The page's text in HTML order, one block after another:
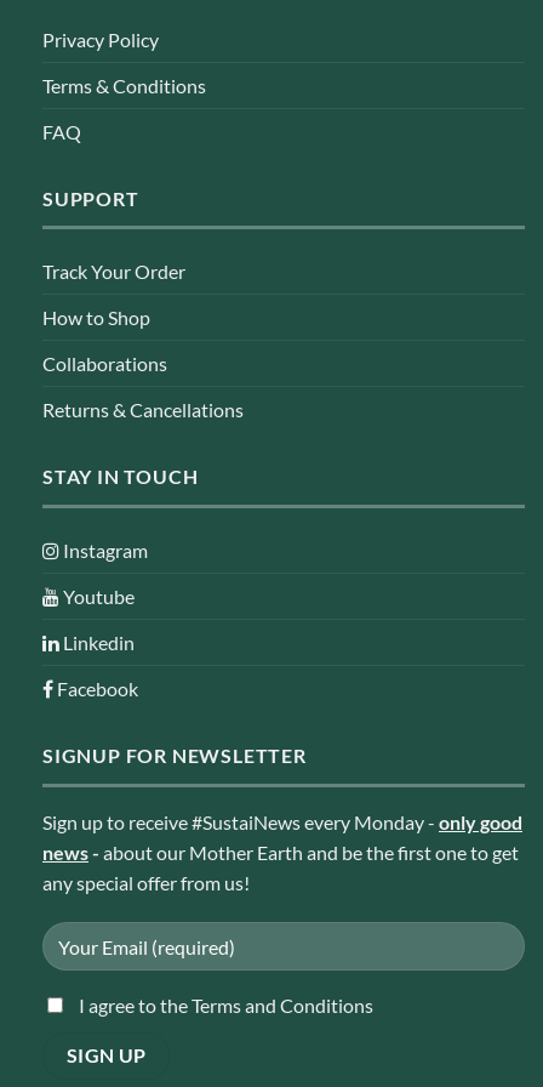
Privacy Policy
Terms & Conditions
FAQ
SUPPORT
Track Your Order
How to Shop
Collaborations
Returns & Cancellations
STAY IN TOUCH
Instagram
Youtube
Linkedin
Facebook
SIGNUP FOR NEWSLETTER
Sign up to receive #SustaiNews every Monday - only good
news- about our Mother Earth and be the first one to get
any special offer from us!
I agree to the Terms and Conditions